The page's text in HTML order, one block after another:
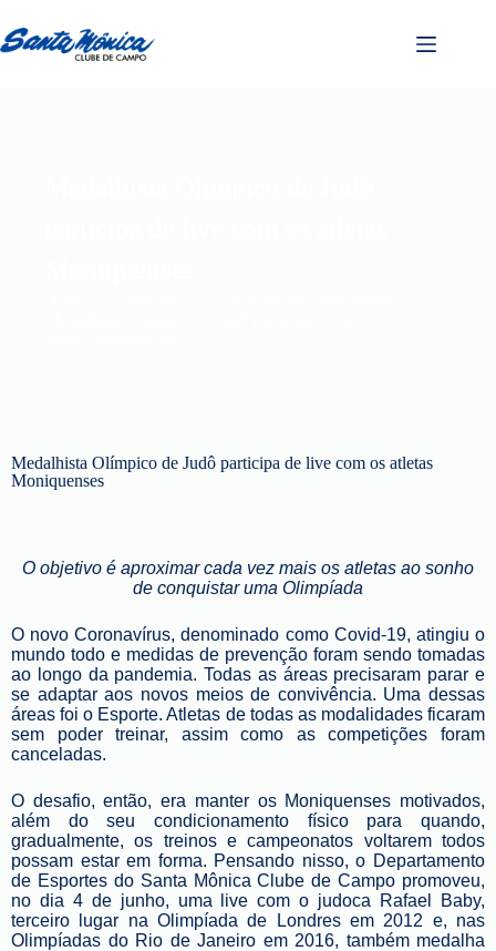
Medalhista Olímpico de Judô participa de live com os atletas
Moniquenses
O objetivo é aproximar cada vez mais os atletas ao sonho
de conquistar uma Olimpíada
O novo Coronavírus, denominado como Covid-19, atingiu o
mundo todo e medidas de prevenção foram sendo tomadas
ao longo da pandemia. Todas as áreas precisaram parar e
se adaptar aos novos meios de convivência. Uma dessas
áreas foi o Esporte. Atletas de todas as modalidades ficaram
sem poder treinar, assim como as competições foram
canceladas.
O desafio, então, era manter os Moniquenses motivados,
além do seu condicionamento físico para quando,
gradualmente, os treinos e campeonatos voltarem todos
possam estar em forma. Pensando nisso, o Departamento
de Esportes do Santa Mônica Clube de Campo promoveu,
no dia 4 de junho, uma live com o judoca
Rafael Baby,
terceiro lugar na Olimpíada de Londres em 2012 e, nas
Olimpíadas do Rio de Janeiro em 2016, também medalha